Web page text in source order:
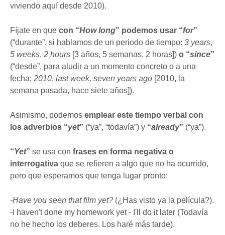
viviendo aquí desde 2010).
Fíjate en que con “How long” podemos usar “for”
(“durante”, si hablamos de un periodo de tiempo: 3 years,
5 weeks, 2 hours [3 años, 5 semanas, 2 horas]) o “since”
(“desde”, para aludir a un momento concreto o a una
fecha: 2010, last week, seven years ago [2010, la
semana pasada, hace siete años]).
Asimismo, podemos emplear este tiempo verbal con
los adverbios “yet” (“ya”, “todavía”) y “already” (“ya”).
“Yet” se usa con frases en forma negativa o
interrogativa que se refieren a algo que no ha ocurrido,
pero que esperamos que tenga lugar pronto:
-Have you seen that film yet? (¿Has visto ya la película?).
-I haven't done my homework yet - I'll do it later (Todavía
no he hecho los deberes. Los haré más tarde).